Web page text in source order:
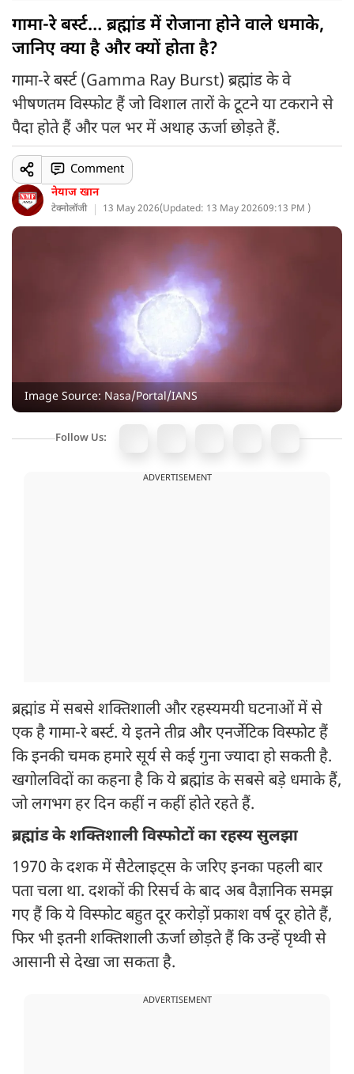
गामा-रे बर्स्ट… ब्रह्मांड में रोजाना होने वाले धमाके,
जानिए क्या है और क्यों होता है?
गामा-रे बर्स्ट (Gamma Ray Burst) ब्रह्मांड के वे
भीषणतम विस्फोट हैं जो विशाल तारों के टूटने या टकराने से
पैदा होते हैं और पल भर में अथाह ऊर्जा छोड़ते हैं.
नेयाज खान
टेक्नोलॉजी 13 May 2026(Updated: 13 May 202609:13 PM )
Comment
Image Source: Nasa/Portal/IANS
Follow Us:
ADVERTISEMENT
ब्रह्मांड में सबसे शक्तिशाली और रहस्यमयी घटनाओं में से
एक है गामा-रे बर्स्ट. ये इतने तीव्र और एनर्जेटिक विस्फोट हैं
कि इनकी चमक हमारे सूर्य से कई गुना ज्यादा हो सकती है.
खगोलविदों का कहना है कि ये ब्रह्मांड के सबसे बड़े धमाके हैं,
जो लगभग हर दिन कहीं न कहीं होते रहते हैं.
ब्रह्मांड के शक्तिशाली विस्फोटों का रहस्य सुलझा
1970 के दशक में सैटेलाइट्स के जरिए इनका पहली बार
पता चला था. दशकों की रिसर्च के बाद अब वैज्ञानिक समझ
गए हैं कि ये विस्फोट बहुत दूर करोड़ों प्रकाश वर्ष दूर होते हैं,
फिर भी इतनी शक्तिशाली ऊर्जा छोड़ते हैं कि उन्हें पृथ्वी से
आसानी से देखा जा सकता है.
ADVERTISEMENT